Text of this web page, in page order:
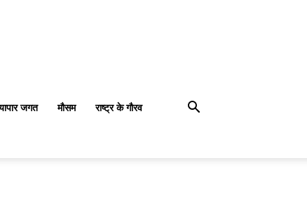
जगत मौसम राष्ट्र के गौरव